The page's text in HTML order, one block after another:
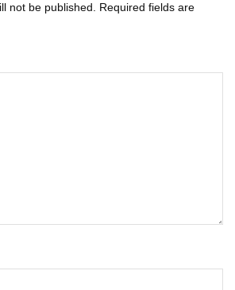
not be published. Required fields are